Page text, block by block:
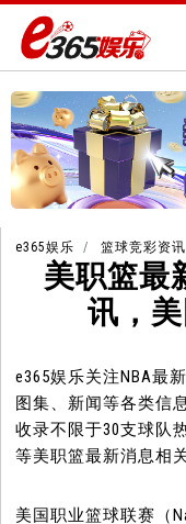
e365娱乐 篮球竞彩资讯
美职篮最
讯，
e365娱乐关注NBA最
图集、新闻等各类信
收录不限于30支球队
等美职篮最新消息相
美国职业篮球联赛（